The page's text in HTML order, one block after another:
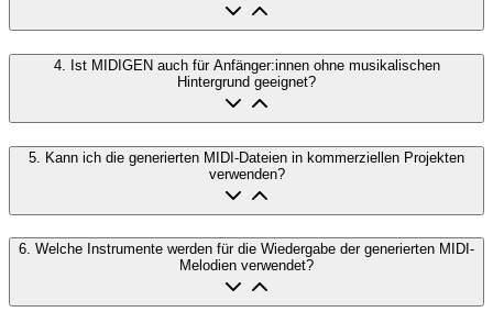
4.
Ist MIDIGEN auch für Anfänger:innen ohne musikalischen
Hintergrund geeignet?
5 Kann ich die generierten MIDI-Dateien in kommerziellen Projekten
verwenden?
6. Welche Instrumente werden für die Wiedergabe der generierten MIDI-
Melodien verwendet?